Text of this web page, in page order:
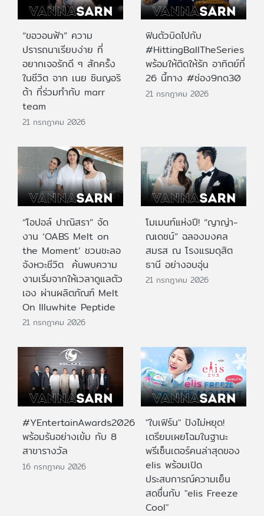
“ขอวอนฟ้า” ความ
ปรารถนาเรียบง่าย ที่
อยากเจอรักดี ๆ สักครั้ง
ในชีวิต จาก เนย ซินญอริ
ต้า ที่ร่วมทำกับ marr
team
21 กรกฎาคม 2026
ฟินตัวบิดไปกับ
#HittingBallTheSeries
พร้อมให้ติดให้รัก อาทิตย์ที่
26 นี้ทาง #ช่อง9กด30
21 กรกฎาคม 2026
“โอปอล์ ปาณิสรา” จัด
งาน ‘OABS Melt on
the Moment’ ชวนชะลอ
จังหวะชีวิต ค้นพบความ
งามเริ่มจากให้เวลาดูแลตัว
เอง ผ่านผลิตภัณฑ์ Melt
On Illuwhite Peptide
21 กรกฎาคม 2026
โมเมนท์แห่งปี! “ญาญ่า-
ณเดชน์” ฉลองมงคล
สมรส ณ โรงแรมดุสิต
ธานี อย่างอบอุ่น
21 กรกฎาคม 2026
#YEntertainAwards2026
พร้อมรันอย่างเข้ม กับ 8
สาขารางวัล
16 กรกฎาคม 2026
"ใบเฟิร์น" ปังไม่หยุด!
เตรียมเผยโฉมในฐานะ
พรีเซ็นเตอร์คนล่าสุดของ
elis พร้อมเปิด
ประสบการณ์ความเย็น
สดชื่นกับ "elis Freeze
Cool"